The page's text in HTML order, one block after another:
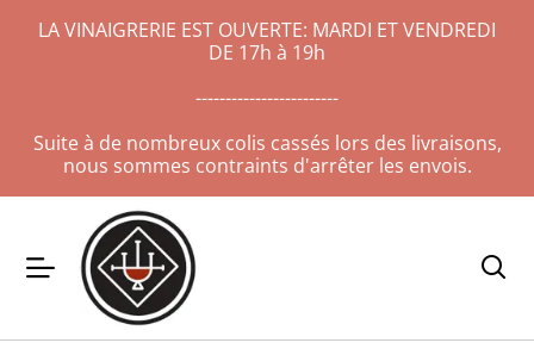
LA VINAIGRERIE EST OUVERTE: MARDI ET VENDREDI
DE 17h à 19h
------------------------
Suite à de nombreux colis cassés lors des livraisons,
nous sommes contraints d'arrêter les envois.